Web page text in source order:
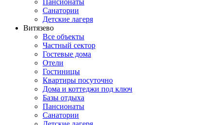
Пансионаты
Санатории
Детские лагеря
Витязево
Все объекты
Частный сектор
Гостевые дома
Отели
Гостиницы
Квартиры посуточно
Дома и коттеджи под ключ
Базы отдыха
Пансионаты
Санатории